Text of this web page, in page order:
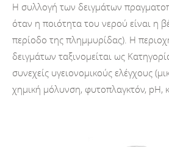
Η συλλογή των δειγμάτων
όταν η ποιότητα του νερού είναι η
περίοδο της πλημμυρίδας). Η
δειγμάτων ταξινομείται ως
συνεχείς υγειονομικούς ελέγχους
χημική μόλυνση, φυτοπλαγκτόν, pH,